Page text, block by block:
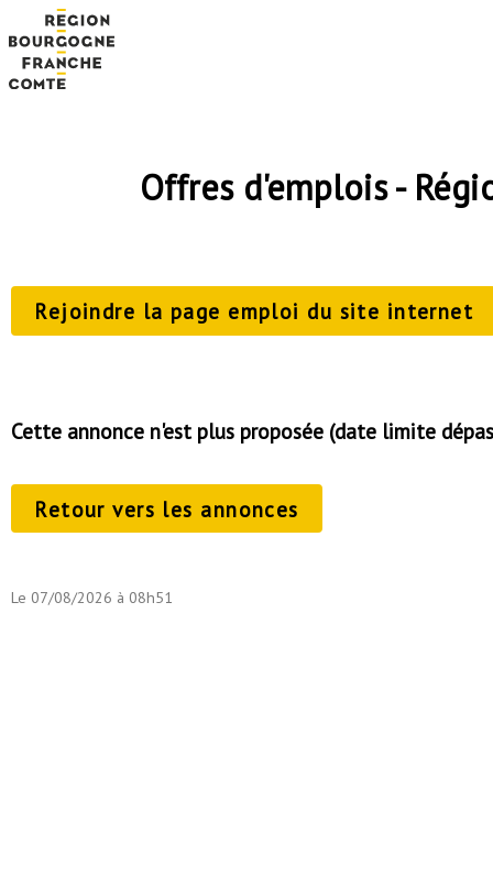
Offres d'emplois -
Rejoindre la page emploi du site internet
Cette annonce n'est plus proposée (date limite
Retour vers les annonces
Le 07/08/2026 à 08h51